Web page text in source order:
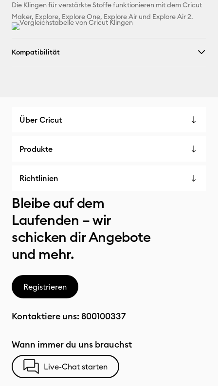
Die Klingen für verstärkte Stoffe funktionieren mit dem Cricut
Maker, Explore, Explore One, Explore Air und Explore Air 2.
Kompatibilität
Über Cricut
Produkte
Richtlinien
Bleibe auf dem
Laufenden – wir
schicken dir Angebote
und mehr.
Registrieren
Kontaktiere uns: 800100337
Wann immer du uns brauchst
Live-Chat starten